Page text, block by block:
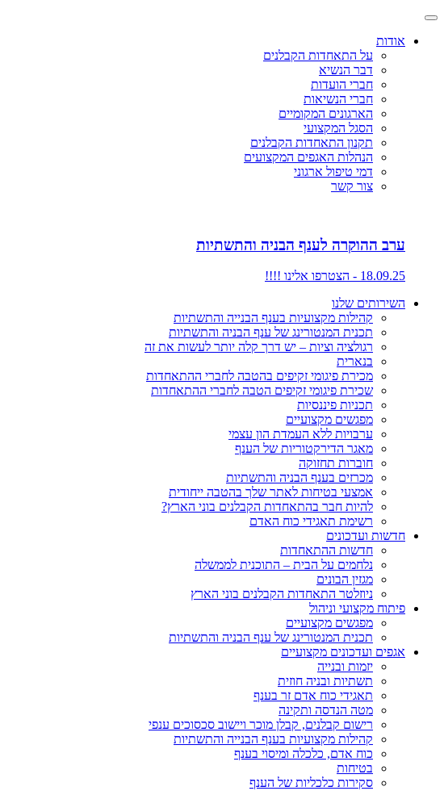
אודות
על התאחדות הקבלנים
דבר הנשיא
חברי הועדות
חברי הנשיאות
הארגונים המקומיים
הסגל המקצועי
תקנון התאחדות הקבלנים
הנהלות האגפים המקצועים
דמי טיפול ארגוני
צור קשר
ערב ההוקרה לענף הבניה והתשתיות
18.09.25 - הצטרפו אלינו !!!!
השירותים שלנו
קהילות מקצועיות בענף הבנייה והתשתיות
תכנית המנטורינג של ענף הבניה והתשתיות
רגולציה וציות – יש דרך קלה יותר לעשות את זה
בנארית
מכירת פיגומי זקיפים בהטבה לחברי ההתאחדות
שכירת פיגומי זקיפים הטבה לחברי ההתאחדות
תכניות פיננסיות
מפגשים מקצועיים
ערבויות ללא העמדת הון עצמי
מאגר הדירקטוריות של הענף
חוברות תחזוקה
מכרזים בענף הבניה והתשתיות
אמצעי בטיחות לאתר שלך בהטבה ייחודית
להיות חבר בהתאחדות הקבלנים בוני הארץ?
רשימת תאגידי כוח האדם
חדשות ועדכונים
חדשות ההתאחדות
נלחמים על הבית – התוכנית לממשלה
מגזין הבונים
ניוזלטר התאחדות הקבלנים בוני הארץ
פיתוח מקצועי וניהול
מפגשים מקצועיים
תכנית המנטורינג של ענף הבניה והתשתיות
אגפים ועדכונים מקצועיים
יזמות ובנייה
תשתיות ובניה חוזית
תאגידי כוח אדם זר בענף
מטה הנדסה ותקינה
רישום קבלנים, קבלן מוכר ויישוב סכסוכים ענפי
קהילות מקצועיות בענף הבנייה והתשתיות
כוח אדם, כלכלה ומיסוי בענף
בטיחות
סקירות כלכליות של הענף